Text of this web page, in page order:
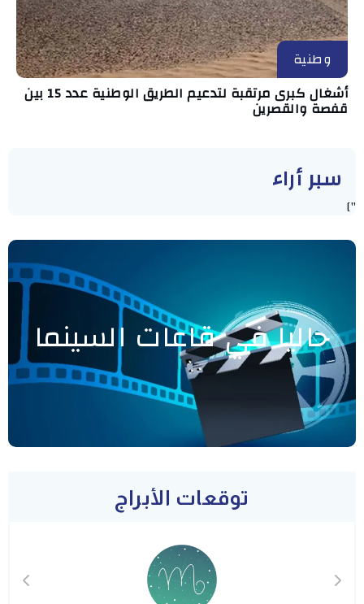
وطنية
أشغال كبرى مرتقبة لتدعيم الطريق الوطنية عدد 15 بين
قفصة والقصرين
سبر أراء
"]
حاليا في قاعات السينما
توقعات الأبراج